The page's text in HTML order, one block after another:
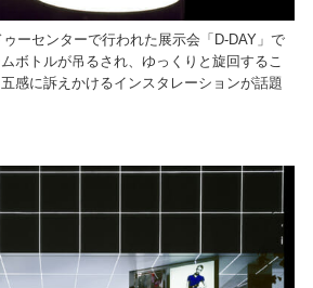
ーセンターで行われた展示会「D-DAY」で
ボトルが吊るされ、ゆっくりと旋回するこ
感に訴えかけるインスタレーションが話題